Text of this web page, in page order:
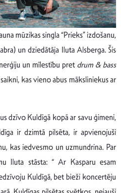
mūzikas singla “Prieks” izdošanu,
un dziedātāja Iluta Alsberga. Šis
un mīlestību pret drum & bass
kas vieno abus māksliniekus ar
dzīvo Kuldīgā kopā ar savu ģimeni,
ir dzimtā pilsēta, ir apvienojuši
kas iedvesmo un uzmundrina. Par
Iluta stāsta: “ Ar Kasparu esam
Kuldīgā, bet bieži koncertēju